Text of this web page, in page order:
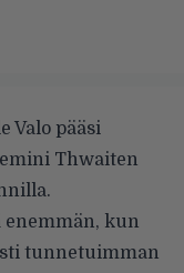
Valo pääsi
Thwaiten
.
kun
tunnetuimman